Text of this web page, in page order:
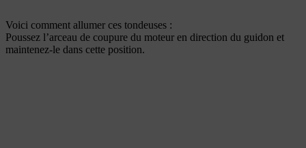
Voici comment allumer ces tondeuses :
Poussez l’arceau de coupure du moteur en direction du guidon et
maintenez-le dans cette position.